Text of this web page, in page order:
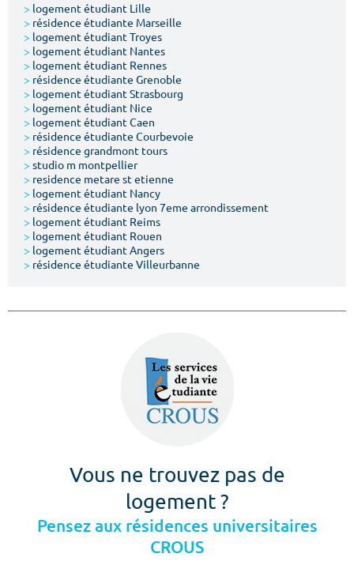
Votre date d'entrée
Chercher
> logement étudiant Lille
> résidence étudiante Marseille
> logement étudiant Troyes
> logement étudiant Nantes
> logement étudiant Rennes
> résidence étudiante Grenoble
> logement étudiant Strasbourg
> logement étudiant Nice
> logement étudiant Caen
> résidence étudiante Courbevoie
> résidence grandmont tours
> studio m montpellier
> residence metare st etienne
> logement étudiant Nancy
> résidence étudiante lyon 7eme arrondissement
> logement étudiant Reims
> logement étudiant Rouen
> logement étudiant Angers
> résidence étudiante Villeurbanne
Vous ne trouvez pas de
logement ?
Pensez aux résidences universitaires
CROUS